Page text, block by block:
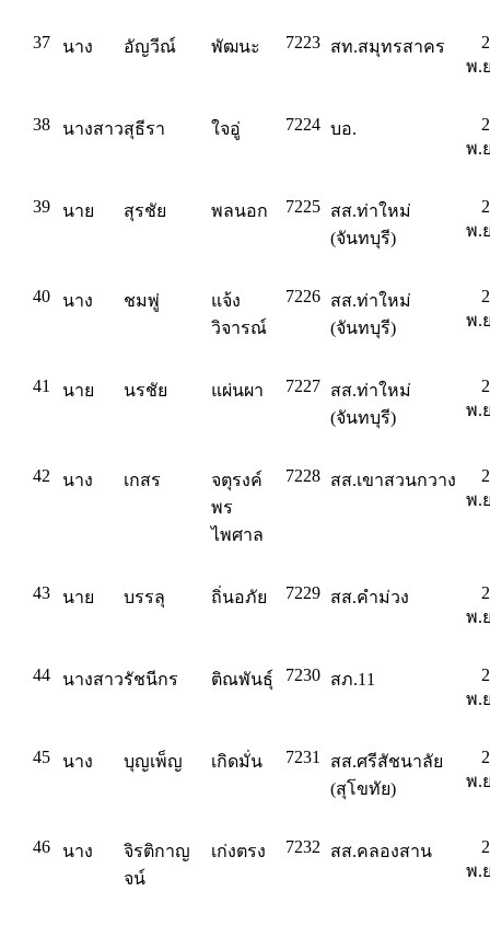
37 นาง อัญวีณ์ พัฒนะ 7223 สท.สมุทรสาคร
พ.
38 นางสาวสุธีรา ใจอู่ 7224 บอ.
พ.
39 นาย สุรชัย พลนอก 7225
สส.ท่าใหม่
(จันทบุรี)
พ.
40 นาง ชมพู่
แจ้ง
วิจารณ์
7226
สส.ท่าใหม่
(จันทบุรี)
พ.
41 นาย นรชัย แผ่นผา 7227
สส.ท่าใหม่
(จันทบุรี)
พ.
42 นาง เกสร
จตุรงค์
พร
ไพศาล
7228 สส.เขาสวนกวาง
พ.
43 นาย บรรลุ ถิ่นอภัย 7229 สส.คำม่วง
พ.
44 นางสาวรัชนีกร ติณพันธุ์ 7230 สภ.11
พ.
45 นาง บุญเพ็ญ เกิดมั่น 7231
สส.ศรีสัชนาลัย
(สุโขทัย)
พ.
46 นาง
จิรติกาญ
จน์
เก่งตรง 7232 สส.คลองสาน
พ.